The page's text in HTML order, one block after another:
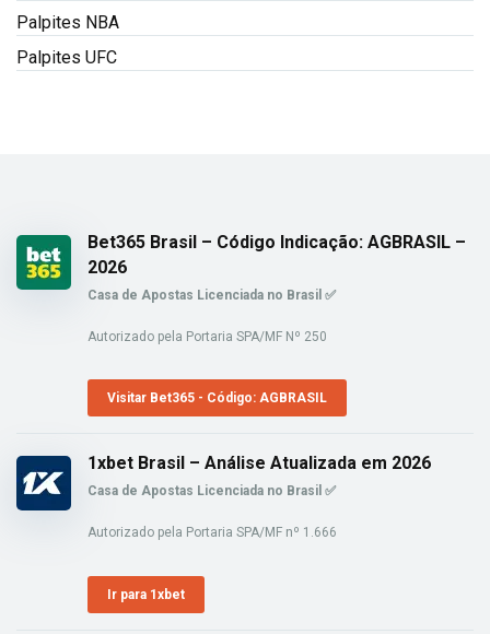
Palpites NBA
Palpites UFC
Bet365 Brasil – Código Indicação: AGBRASIL –
2026
Casa de Apostas Licenciada no Brasil ✅
Autorizado pela Portaria SPA/MF Nº 250
Visitar Bet365 - Código: AGBRASIL
1xbet Brasil – Análise Atualizada em 2026
Casa de Apostas Licenciada no Brasil ✅
Autorizado pela Portaria SPA/MF nº 1.666
Ir para 1xbet